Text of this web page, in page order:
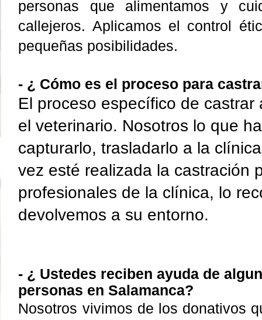
personas que alimentamos y
callejeros. Aplicamos el control
pequeñas posibilidades.
- ¿ Cómo es el proceso para
El proceso específico de castrar
el veterinario. Nosotros lo que
capturarlo, trasladarlo a la
vez esté realizada la castración
profesionales de la clínica, lo
devolvemos a su entorno.
- ¿ Ustedes reciben ayuda de
personas en Salamanca?
Nosotros vivimos de los donativos